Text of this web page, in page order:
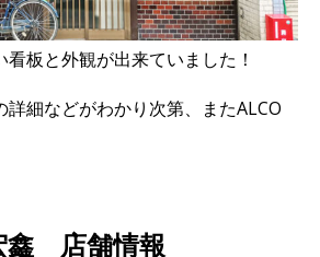
板と外観が出来ていました！
詳細などがわかり次第、またALCO
鑫 店舗情報